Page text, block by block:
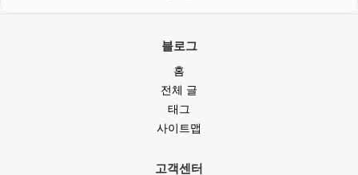
블로그
홈
전체 글
태그
사이트맵
고객센터